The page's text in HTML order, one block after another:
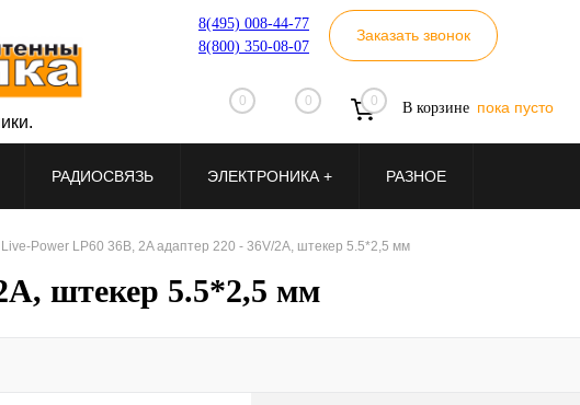
8(495) 008-44-77
8(800) 350-08-07
Заказать звонок
0 0 0 В корзине пока пусто
РАДИОСВЯЗЬ ЭЛЕКТРОНИКА + РАЗНОЕ
Power LP60 36В, 2A адаптер 220 - 36V/2A, штекер 5.5*2,5 мм
штекер 5.5*2,5 мм